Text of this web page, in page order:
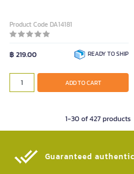
Product Code DA14181
฿ 219.00 READY TO SHIP
ADD TO CART
1-30 of 427 products
Guaranteed